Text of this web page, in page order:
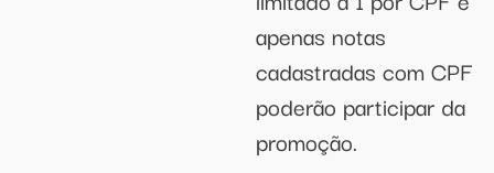
apenas notas
cadastradas com CPF
poderão participar da
promoção.